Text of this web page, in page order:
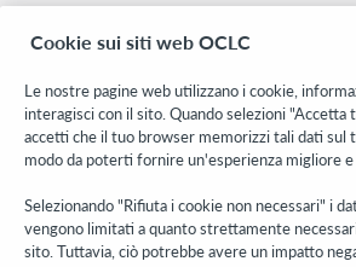
Ricerca
WebJunction
Stay in the know.
Ricevi gli ultimi aggiornamenti di prodotti,
altro direttamente nella tua casella di posta.
Subscribe now
Cookie sui siti web OCLC
Le nostre pagine web utilizzano i cookie,
interagisci con il sito. Quando selezioni "Accetta
accetti che il tuo browser memorizzi tali dati sul
modo da poterti fornire un'esperienza migliore
Selezionando "Rifiuta i cookie non necessari" i
vengono limitati a quanto strettamente
sito. Tuttavia, ciò potrebbe avere un impatto